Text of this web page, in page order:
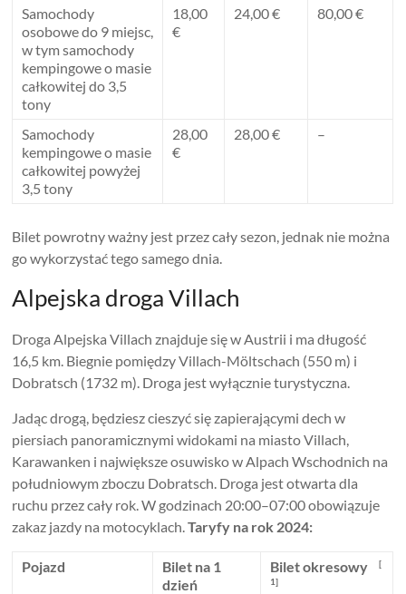
Samochody
osobowe do 9 miejsc,
w tym samochody
kempingowe o masie
całkowitej do 3,5
tony
18,00
€
24,00 € 80,00 €
Samochody
kempingowe o masie
całkowitej powyżej
3,5 tony
28,00
€
28,00 € –
Bilet powrotny ważny jest przez cały sezon, jednak nie można
go wykorzystać tego samego dnia.
Alpejska droga Villach
Droga Alpejska Villach znajduje się w Austrii i ma długość
16,5 km. Biegnie pomiędzy Villach-Möltschach (550 m) i
Dobratsch (1732 m). Droga jest wyłącznie turystyczna.
Jadąc drogą, będziesz cieszyć się zapierającymi dech w
piersiach panoramicznymi widokami na miasto Villach,
Karawanken i największe osuwisko w Alpach Wschodnich na
południowym zboczu Dobratsch. Droga jest otwarta dla
ruchu przez cały rok. W godzinach 20:00–07:00 obowiązuje
zakaz jazdy na motocyklach.Taryfy na rok 2024:
Pojazd
Bilet na 1
dzień
Bilet okresowy[
1]